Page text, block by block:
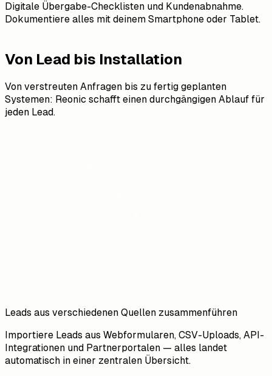
Digitale Übergabe-Checklisten und Kundenabnahme.
Dokumentiere alles mit deinem Smartphone oder Tablet.
Von Lead bis Installation
Von verstreuten Anfragen bis zu fertig geplanten
Systemen: Reonic schafft einen durchgängigen Ablauf für
jeden Lead.
Leads aus verschiedenen Quellen zusammenführen
Importiere Leads aus Webformularen, CSV-Uploads, API-
Integrationen und Partnerportalen — alles landet
automatisch in einer zentralen Übersicht.